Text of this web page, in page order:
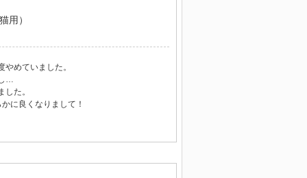
用）
めていました。
…
た。
に良くなりまして！